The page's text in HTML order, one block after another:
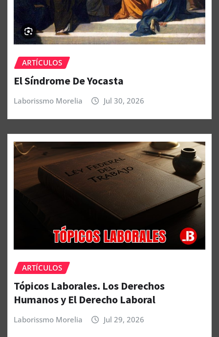
ARTÍCULOS
El Síndrome De Yocasta
Laborissmo Morelia Jul 30, 2026
ARTÍCULOS
Tópicos Laborales. Los Derechos
Humanos y El Derecho Laboral
Laborissmo Morelia Jul 29, 2026